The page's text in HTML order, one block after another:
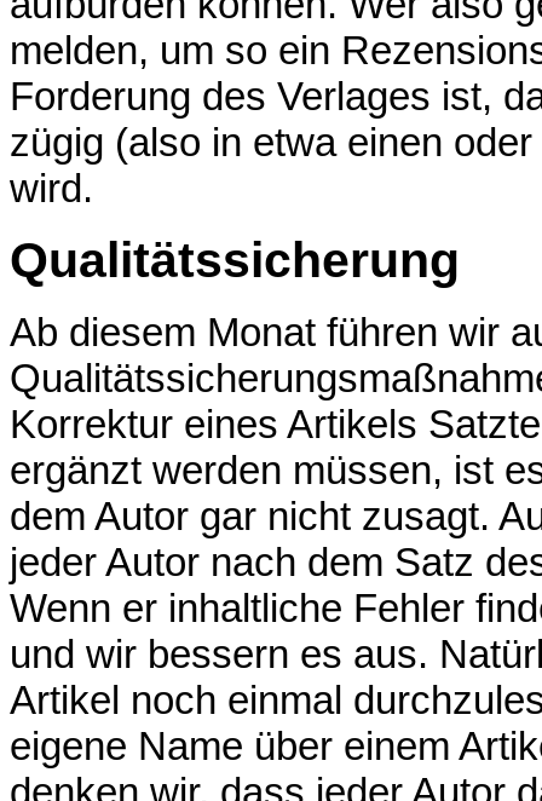
melden, um so ein
Forderung des Verlages ist,
zügig (also in etwa einen
wird.
Qualitätssicherung
Ab diesem Monat führen wir
Korrektur eines Artikels
ergänzt werden müssen, ist
dem Autor gar nicht zusagt.
jeder Autor nach dem Satz
Wenn er inhaltliche Fehler
und wir bessern es aus.
Artikel noch einmal
eigene Name über einem
denken wir, dass jeder Autor